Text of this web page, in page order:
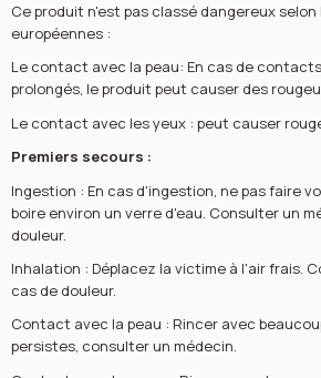
Ce produit n'est pas classé dangereux selon
européennes :
Le contact avec la peau: En cas de
prolongés, le produit peut causer des
Le contact avec les yeux : peut causer
Premiers secours :
Ingestion : En cas d'ingestion, ne pas faire
boire environ un verre d'eau. Consulter un
douleur.
Inhalation : Déplacez la victime à l'air frais.
cas de douleur.
Contact avec la peau : Rincer avec
persistes, consulter un médecin.